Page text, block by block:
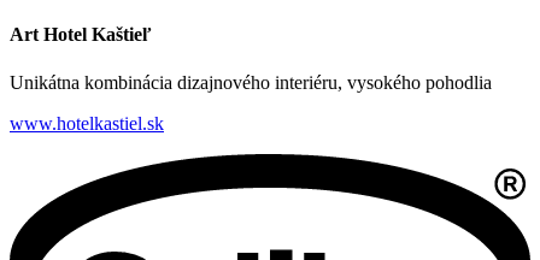
Art Hotel Kaštieľ
Unikátna kombinácia dizajnového interiéru, vysokého pohodlia
www.hotelkastiel.sk